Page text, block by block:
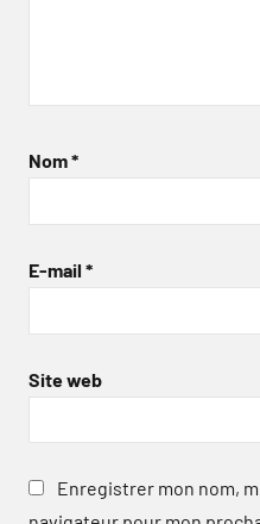
Nom*
E-mail *
Site web
Enregistrer mon nom,